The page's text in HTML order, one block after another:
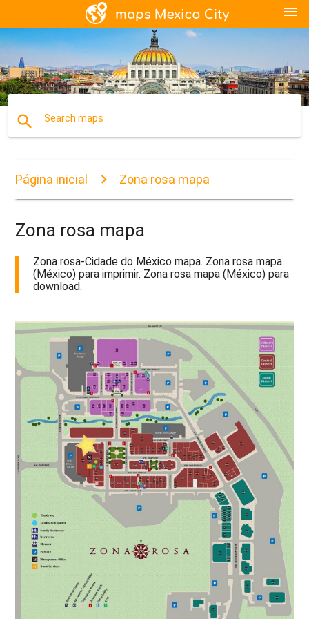
menu
search Search maps
Página inicial Zona rosa mapa
Zona rosa mapa
Zona rosa-Cidade do México mapa. Zona rosa mapa
(México) para imprimir. Zona rosa mapa (México) para
download.